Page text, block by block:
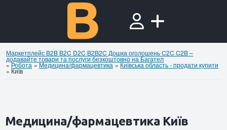
Маркетплейс B2B B2C D2C B2B2C Дошка оголошень C2C C2B –
додавайте товари та послуги безкоштовно на Багател
»Робота »Медицина/фармацевтика »Київська область - продати купити
» Київ
Медицина/фармацевтика Київ